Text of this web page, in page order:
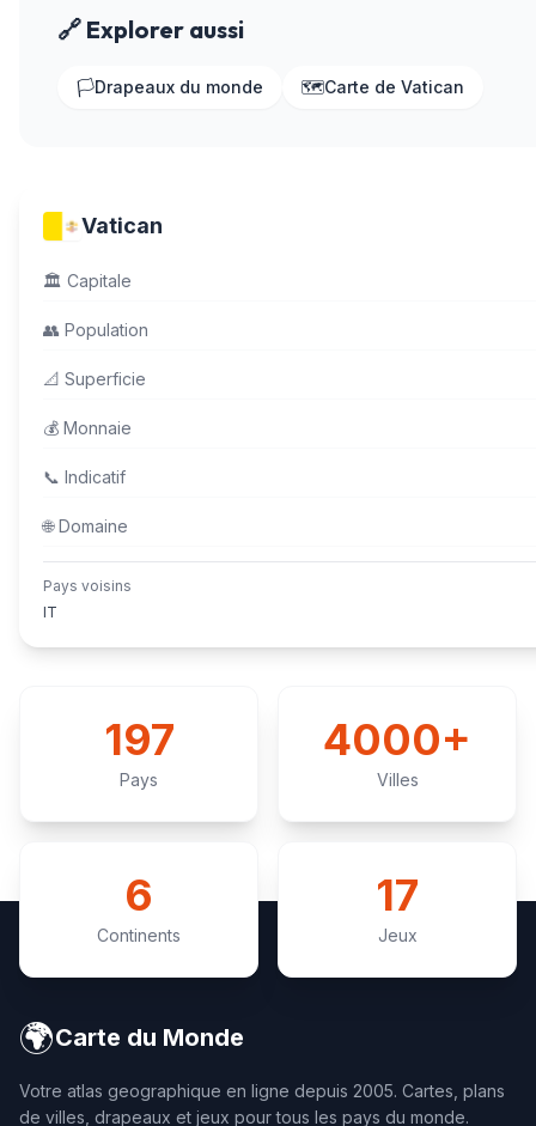
🔗 Explorer aussi
🏳️Drapeaux du monde 🗺️Carte de Vatican
Vatican
🏛️ Capitale
👥 Population
📐 Superficie
💰 Monnaie
📞 Indicatif
🌐Domaine
Pays voisins
IT
197
Pays
4000+
Villes
6
Continents
17
Jeux
🌍Carte du Monde
Votre atlas geographique en ligne depuis 2005. Cartes, plans
de villes, drapeaux et jeux pour tous les pays du monde.